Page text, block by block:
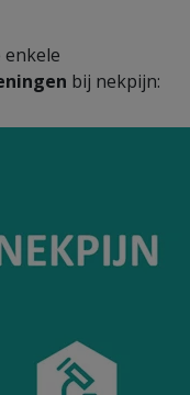
bij nekpijn: